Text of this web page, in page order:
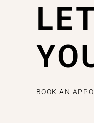
BOOK AN